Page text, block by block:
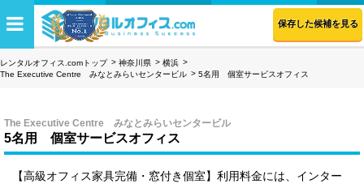
保存した候補を見る
レンタルオフィス.comトップ 神奈川県
横浜
The Executive Centre みなとみらいセンタービル
5名用 個室サービスオフィス
The Executive Centre みなとみらいセンタービル
5名用 個室サービスオフィス
【高級オフィス家具完備・窓付き個室】利用料金には、インター